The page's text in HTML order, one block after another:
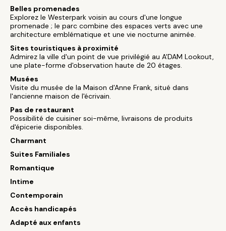
Belles promenades
Explorez le Westerpark voisin au cours d'une longue
promenade ; le parc combine des espaces verts avec une
architecture emblématique et une vie nocturne animée.
Sites touristiques à proximité
Admirez la ville d'un point de vue privilégié au A'DAM Lookout,
une plate-forme d'observation haute de 20 étages.
Musées
Visite du musée de la Maison d'Anne Frank, situé dans
l'ancienne maison de l'écrivain.
Pas de restaurant
Possibilité de cuisiner soi-même, livraisons de produits
d'épicerie disponibles.
Charmant
Suites Familiales
Romantique
Intime
Contemporain
Accès handicapés
Adapté aux enfants